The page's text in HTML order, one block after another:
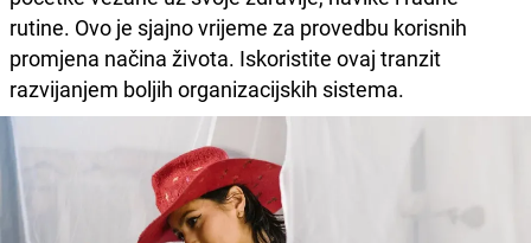
rutine. Ovo je sjajno vrijeme za provedbu korisnih
promjena načina života. Iskoristite ovaj tranzit
razvijanjem boljih organizacijskih sistema.